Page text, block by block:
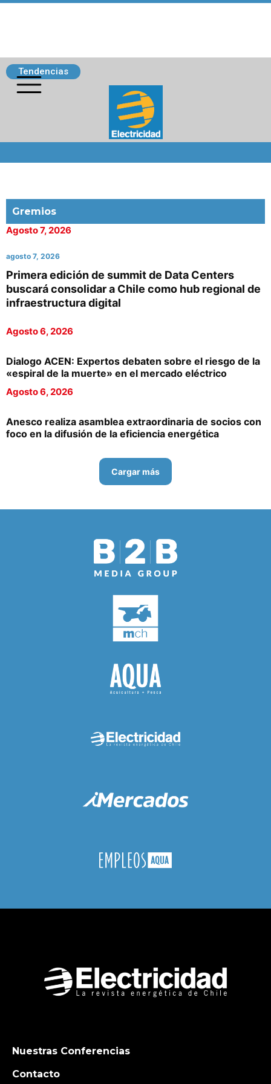
Tendencias
Gremios
Agosto 7, 2026
agosto 7, 2026
Primera edición de summit de Data Centers
buscará consolidar a Chile como hub regional de
infraestructura digital
Agosto 6, 2026
Dialogo ACEN: Expertos debaten sobre el riesgo de la
«espiral de la muerte» en el mercado eléctrico
Agosto 6, 2026
Anesco realiza asamblea extraordinaria de socios con
foco en la difusión de la eficiencia energética
Cargar más
Nuestras Conferencias
Contacto